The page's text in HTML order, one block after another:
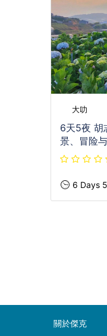
大叻
6天5夜 胡
景、冒险
6 Days
關於傑克